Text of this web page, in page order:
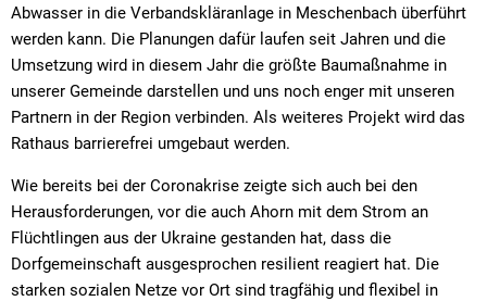
Abwasser in die Verbandskläranlage in Meschenbach überführt
werden kann. Die Planungen dafür laufen seit Jahren und die
Umsetzung wird in diesem Jahr die größte Baumaßnahme in
unserer Gemeinde darstellen und uns noch enger mit unseren
Partnern in der Region verbinden. Als weiteres Projekt wird das
Rathaus barrierefrei umgebaut werden.
Wie bereits bei der Coronakrise zeigte sich auch bei den
Herausforderungen, vor die auch Ahorn mit dem Strom an
Flüchtlingen aus der Ukraine gestanden hat, dass die
Dorfgemeinschaft ausgesprochen resilient reagiert hat. Die
starken sozialen Netze vor Ort sind tragfähig und flexibel in